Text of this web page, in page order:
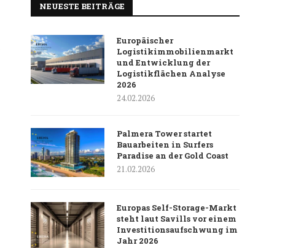
NEUESTE BEITRÄGE
Europäischer
Logistikimmobilienmarkt
und Entwicklung der
Logistikflächen Analyse
2026
24.02.2026
Palmera Tower startet
Bauarbeiten in Surfers
Paradise an der Gold Coast
21.02.2026
Europas Self-Storage-Markt
steht laut Savills vor einem
Investitionsaufschwung im
Jahr 2026